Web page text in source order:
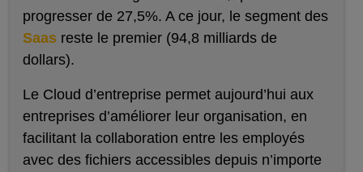
progresser de 27,5%. A ce jour, le segment des
Saas reste le premier (94,8 milliards de
dollars).
Le Cloud d’entreprise permet aujourd’hui aux
entreprises d’améliorer leur organisation, en
facilitant la collaboration entre les employés
avec des fichiers accessibles depuis n’importe